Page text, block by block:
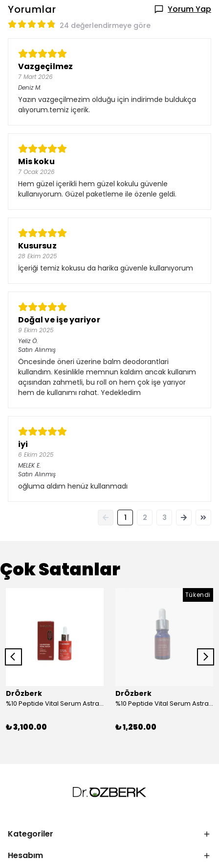
Yorumlar Yorum Yap
24 değerlendirmeye göre
Vazgeçilmez
7 Mart 2026
Deniz M.
Yazın vazgeçilmezim olduğu için indirimde buldukça
alıyorum.temiz içerik.
Mis koku
7 Ocak 2026
Hem güzel içerikli hem güzel kokulu güvenle
kullanıyorum. Güzel paketleme ile özenle geldi.
Kusursuz
28 Ekim 2025
İçeriği temiz kokusu da harika güvenle kullanıyorum
Doğal ve işe yariyor
9 Ekim 2025
Yeliz Ö.
Satın Alınmış
Öncesinde öneri üzerine balm deodorantlari
kullandım. Kesinlikle memnun kaldım ancak kullanım
açısından zahmetli, bu roll on hem çok işe yarıyor
hem de kullanımı rahat. Yedekledim
iyi
6 Ekim 2025
MELEK E.
Satın Alınmış
oğluma aldım henüz kullanmadı
1 2 3
Çok Satanlar
DrÖzberk
%10 Peptide Vital Serum Astragalus & Ginseng Extract 30 mL
₺ 3,100.00
Tükendi
DrÖzberk
%10 Peptide Vital Serum Astragalus & Ginseng Extract 10 mL
₺ 1,250.00
Kategoriler
Hesabım